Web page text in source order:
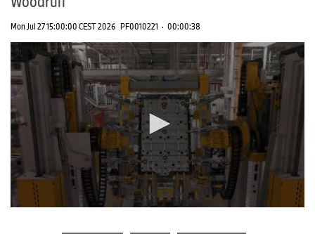
Mon Jul 27 15:00:00 CEST 2026 PF0010221 · 00:00:38